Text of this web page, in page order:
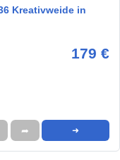
Kreativweide in
179 €
➦ ➜